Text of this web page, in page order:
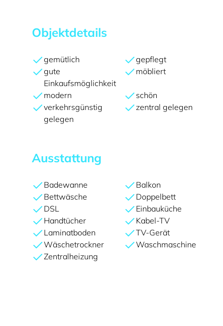
Objektdetails
gemütlich
gepflegt
gute
Einkaufsmöglichkeit
möbliert
modern
schön
verkehrsgünstig
gelegen
zentral gelegen
Ausstattung
Badewanne
Balkon
Bettwäsche
Doppelbett
DSL
Einbauküche
Handtücher
Kabel-TV
Laminatboden
TV-Gerät
Wäschetrockner
Waschmaschine
Zentralheizung